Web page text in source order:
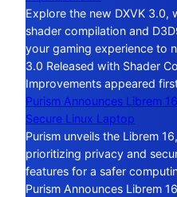
Explore the new DXVK 3.0,
shader compilation and
your gaming experience to
3.0 Released with Shader
Improvements appeared
Purism Announces Librem
Secure Linux Laptop
Purism unveils the Librem
prioritizing privacy and
features for a safer
Purism Announces Librem